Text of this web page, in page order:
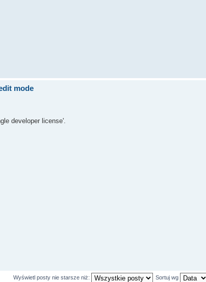
mode
developer license'.
Wyświetl posty nie starsze niż: Sortuj wg